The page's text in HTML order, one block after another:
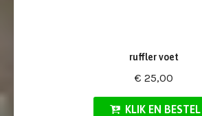
ruffler voet
€ 25,00
KLIK EN BESTEL